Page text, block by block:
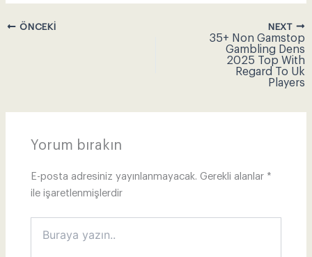
ÖNCEKI NEXT
35+ Non Gamstop
Gambling Dens
2025 Top With
Regard To Uk
Players
Yorum bırakın
E-posta adresiniz yayınlanmayacak. Gerekli alanlar *
ile işaretlenmişlerdir
yazın..